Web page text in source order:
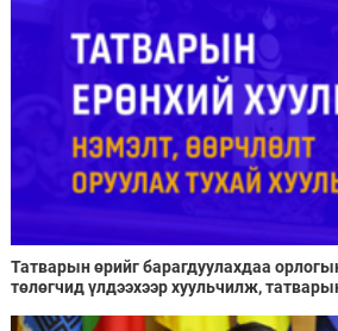
Татварын өрийг барагдуулахдаа
төлөгчид үлдээхээр хуульчилж,